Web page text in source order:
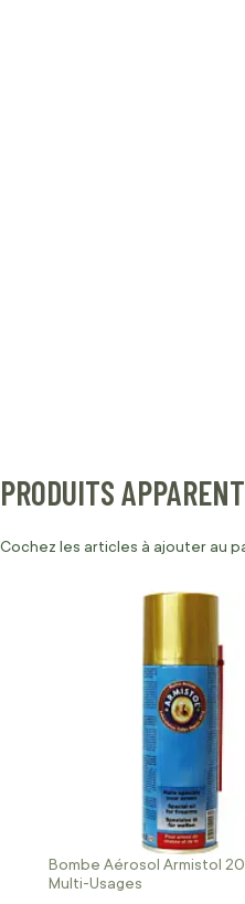
PRODUITS
Cochez les articles à ajouter au
Bombe Aérosol Armistol
Multi-Usages